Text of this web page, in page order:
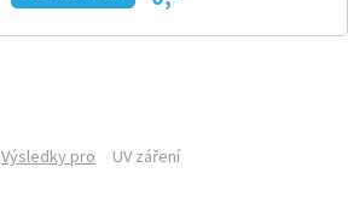
Výsledky pro UV záření